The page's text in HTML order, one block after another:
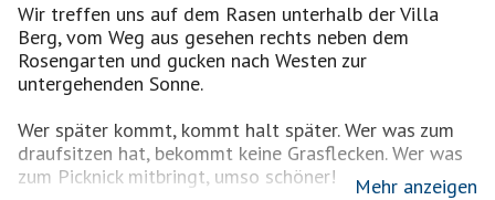
Wir treffen uns auf dem Rasen unterhalb der Villa
Berg, vom Weg aus gesehen rechts neben dem
Rosengarten und gucken nach Westen zur
untergehenden Sonne.
Wer später kommt, kommt halt später. Wer was zum
draufsitzen hat, bekommt keine Grasflecken. Wer was
zum Picknick mitbringt, umso schöner!
Mehr anzeigen